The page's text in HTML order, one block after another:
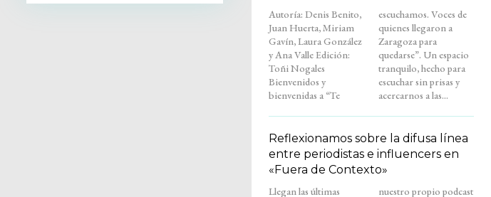
Autoría: Denis Benito,
Juan Huerta, Miriam
Gavín, Laura González
y Ana Valle Edición:
Toñi Nogales
Bienvenidos y
bienvenidas a “Te
escuchamos. Voces de
quienes llegaron a
Zaragoza para
quedarse”. Un espacio
tranquilo, hecho para
escuchar sin prisas y
acercarnos a las...
Reflexionamos sobre la difusa línea
entre periodistas e influencers en
«Fuera de Contexto»
Llegan las últimas
nuestro propio podcast